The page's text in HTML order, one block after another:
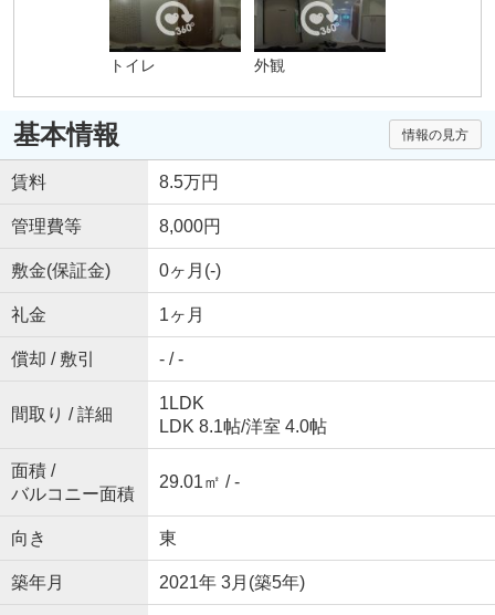
トイレ 外観
基本情報 情報の見方
賃料 8.5万円
管理費等 8,000円
敷金(保証金) 0ヶ月(-)
礼金 1ヶ月
償却 / 敷引 - / -
間取り / 詳細
1LDK
LDK 8.1帖/洋室 4.0帖
面積 /
バルコニー面積
29.01㎡ / -
向き 東
築年月 2021年 3月(築5年)